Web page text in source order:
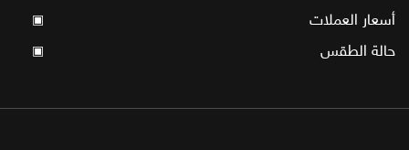
أسعار العملات ▣
حالة الطقس ▣